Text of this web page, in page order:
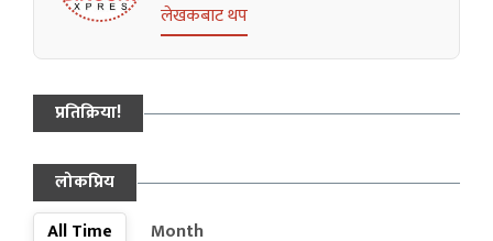
लेखकबाट थप
प्रतिक्रिया!
लोकप्रिय
All Time
Month